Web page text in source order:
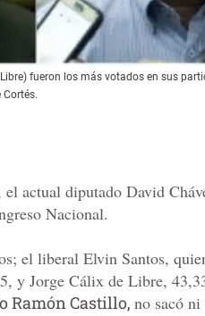
fueron los más votados en sus
actual diputado David
Nacional.
el liberal Elvin Santos,
y Jorge Cálix de Libre,
Ramón Castillo, no sacó